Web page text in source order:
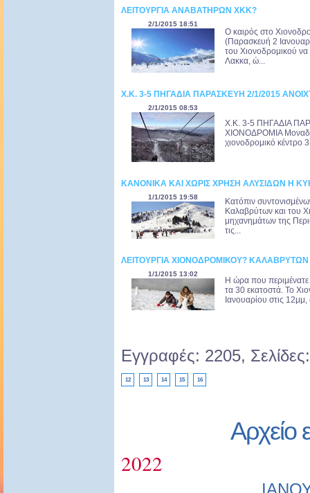
ΛΕΙΤΟΥΡΓΙΑ ΑΝΑΒΑΤΗΡΩΝ ΧΚΚ?
2/1/2015 18:51
Ο καιρός στο
(Παρασκευή 2
του Χιονοδρομικού
Λακκα, ώ...
Χ.Κ. 3-5 ΠΗΓΑΔΙΑ ΠΑΡΑΣΚΕΥΗ 2/1/2015
2/1/2015 08:53
Χ.Κ. 3-5 ΠΗΓΑΔΙΑ
ΧΙΟΝΟΔΡΟΜΙΑ
χιονοδρομικό κέντρο
ΚΑΝΟΝΙΚΑ ΚΑΙ ΧΩΡΙΣ ΧΡΗΣΗ ΑΛΥΣΙΔΩΝ Η
1/1/2015 19:58
Κατόπιν
Καλαβρύτων και του
μηχανημάτων της
τις...
ΛΕΙΤΟΥΡΓΙΑ ΧΙΟΝΟΔΡΟΜΙΚΟΥ? ΚΑΛΑΒΡΥΤΩΝ
1/1/2015 13:02
Η ώρα που
τα 30 εκατοστά. Το
Ιανουαρίου στις
Εγγραφές: 2205,
12 13 14 15 16
Αρχείο
2022